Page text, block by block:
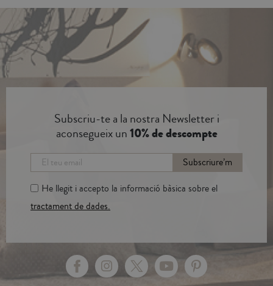
Subscriu-te a la nostra Newsletter i
aconsegueix un10% de descompte
Subscriure’m
He llegit i accepto la informació bàsica sobre el
tractament de dades.